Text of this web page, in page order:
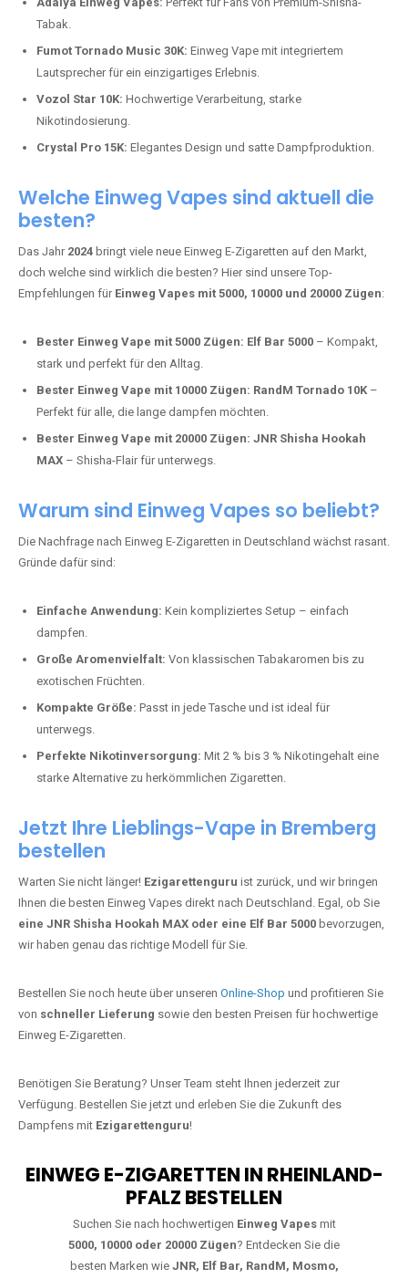
Tabak.
Fumot Tornado Music 30K: Einweg Vape mit integriertem
Lautsprecher für ein einzigartiges Erlebnis.
Vozol Star 10K: Hochwertige Verarbeitung, starke
Nikotindosierung.
Crystal Pro 15K: Elegantes Design und satte Dampfproduktion.
Welche Einweg Vapes sind aktuell die
besten?
Das Jahr 2024 bringt viele neue Einweg E-Zigaretten auf den Markt,
doch welche sind wirklich die besten? Hier sind unsere Top-
Empfehlungen für Einweg Vapes mit 5000, 10000 und 20000 Zügen:
Bester Einweg Vape mit 5000 Zügen: Elf Bar 5000 – Kompakt,
stark und perfekt für den Alltag.
Bester Einweg Vape mit 10000 Zügen: RandM Tornado 10K –
Perfekt für alle, die lange dampfen möchten.
Bester Einweg Vape mit 20000 Zügen: JNR Shisha Hookah
MAX – Shisha-Flair für unterwegs.
Warum sind Einweg Vapes so beliebt?
Die Nachfrage nach Einweg E-Zigaretten in Deutschland wächst rasant.
Gründe dafür sind:
Einfache Anwendung: Kein kompliziertes Setup – einfach
dampfen.
Große Aromenvielfalt: Von klassischen Tabakaromen bis zu
exotischen Früchten.
Kompakte Größe: Passt in jede Tasche und ist ideal für
unterwegs.
Perfekte Nikotinversorgung: Mit 2 % bis 3 % Nikotingehalt eine
starke Alternative zu herkömmlichen Zigaretten.
Jetzt Ihre Lieblings-Vape in Bremberg
bestellen
Warten Sie nicht länger! Ezigarettenguru ist zurück, und wir bringen
Ihnen die besten Einweg Vapes direkt nach Deutschland. Egal, ob Sie
eine JNR Shisha Hookah MAX oder eine Elf Bar 5000 bevorzugen,
wir haben genau das richtige Modell für Sie.
Bestellen Sie noch heute über unseren Online-Shop und profitieren Sie
von schneller Lieferung sowie den besten Preisen für hochwertige
Einweg E-Zigaretten.
Benötigen Sie Beratung? Unser Team steht Ihnen jederzeit zur
Verfügung. Bestellen Sie jetzt und erleben Sie die Zukunft des
Dampfens mit Ezigarettenguru!
EINWEG E-ZIGARETTEN IN RHEINLAND-
PFALZ BESTELLEN
Suchen Sie nach hochwertigen Einweg Vapesmit
5000, 10000 oder 20000 Zügen? Entdecken Sie die
besten Marken wie JNR, Elf Bar, RandM, Mosmo,